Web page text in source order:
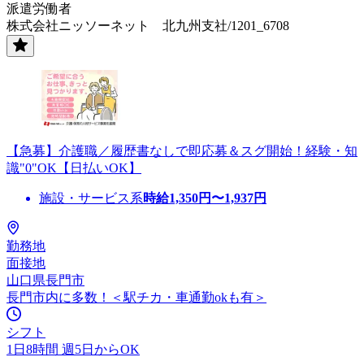
派遣労働者
株式会社ニッソーネット 北九州支社/1201_6708
【急募】介護職／履歴書なしで即応募＆スグ開始！経験・知
識"0"OK【日払いOK】
施設・サービス系時給1,350円〜1,937円
勤務地
面接地
山口県長門市
長門市内に多数！＜駅チカ・車通勤okも有＞
シフト
1日8時間 週5日からOK